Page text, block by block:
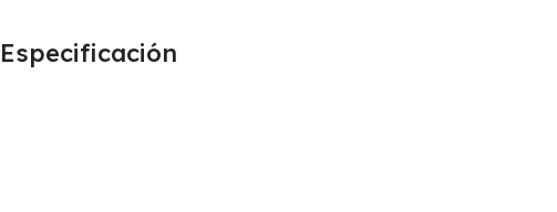
Especificación